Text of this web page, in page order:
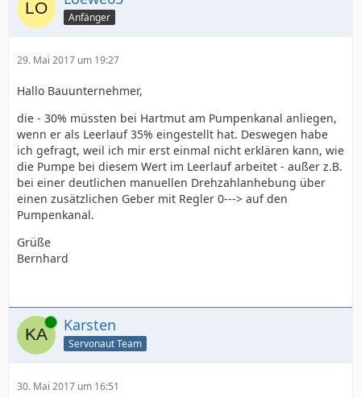
Anfänger
29. Mai 2017 um 19:27
Hallo Bauunternehmer,
die - 30% müssten bei Hartmut am Pumpenkanal anliegen,
wenn er als Leerlauf 35% eingestellt hat. Deswegen habe
ich gefragt, weil ich mir erst einmal nicht erklären kann, wie
die Pumpe bei diesem Wert im Leerlauf arbeitet - außer z.B.
bei einer deutlichen manuellen Drehzahlanhebung über
einen zusätzlichen Geber mit Regler 0---> auf den
Pumpenkanal.
Grüße
Bernhard
Online Karsten
Servonaut Team
30. Mai 2017 um 16:51